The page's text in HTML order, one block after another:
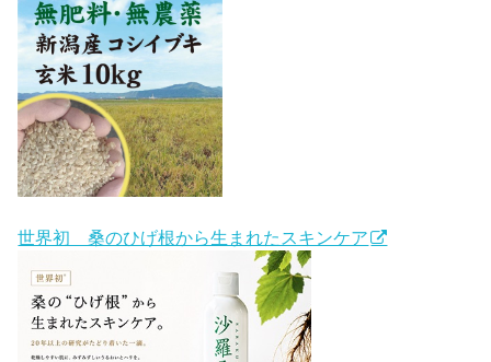
世界初 桑のひげ根から生まれたスキンケア